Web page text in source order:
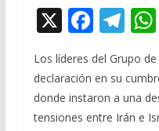
X F
ac
e
b
o
T
e
gr
a
Los líderes del Grupo
declaración en su
donde instaron a una
tensiones entre Irán e